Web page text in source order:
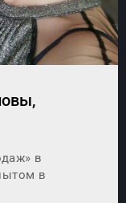
в
в